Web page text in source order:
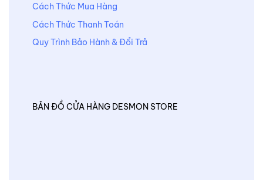
Cách Thức Mua Hàng
Cách Thức Thanh Toán
Quy Trình Bảo Hành & Đổi Trả
BẢN ĐỒ CỬA HÀNG DESMON STORE